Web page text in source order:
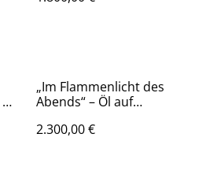
„Im Flammenlicht des
Abends“ – Öl auf
2025 | In the Flames of
2.300,00 €